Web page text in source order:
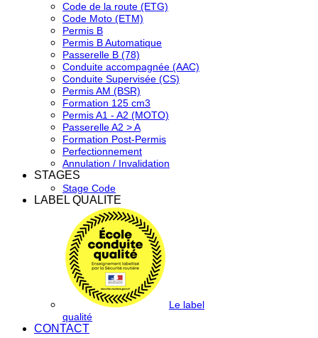
Code de la route (ETG)
Code Moto (ETM)
Permis B
Permis B Automatique
Passerelle B (78)
Conduite accompagnée (AAC)
Conduite Supervisée (CS)
Permis AM (BSR)
Formation 125 cm3
Permis A1 - A2 (MOTO)
Passerelle A2 > A
Formation Post-Permis
Perfectionnement
Annulation / Invalidation
STAGES
Stage Code
LABEL QUALITE
Le label
qualité
CONTACT